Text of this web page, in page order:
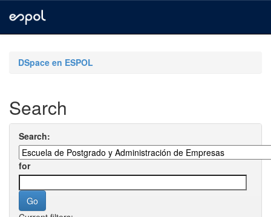
navigationDSpace en ESPOL
Search
Search:
for